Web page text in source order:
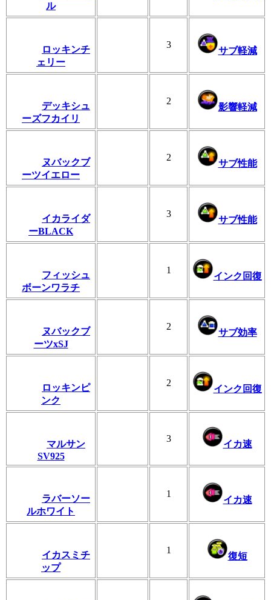
ル
ロッキンチ
ェリー
3
サブ軽減
デッキシュ
ーズフカイリ
2
影響軽減
ヌバックブ
ーツイエロー
2
サブ性能
イカライダ
ーBLACK
3
サブ性能
フィッシュ
ボーンワラチ
1
インク回復
ヌバックブ
ーツxSJ
2
サブ効率
ロッキンピ
ンク
2
インク回復
マルサン
SV925
3
イカ速
ラバーソー
ルホワイト
1
イカ速
イカスミチ
ップ
1
復短